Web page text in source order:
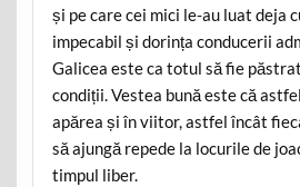
și pe care cei mici le-au luat deja
impecabil și dorința conducerii
Galicea este ca totul să fie
condiții. Vestea bună este că
apărea și în viitor, astfel încât
să ajungă repede la locurile de
timpul liber.